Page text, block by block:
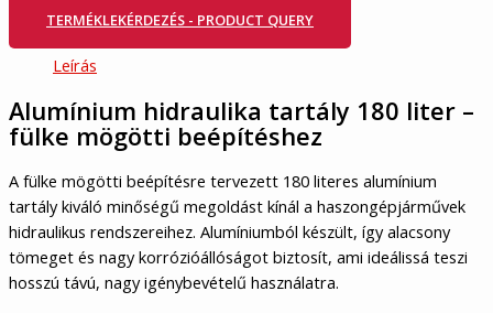
TERMÉKLEKÉRDEZÉS - PRODUCT QUERY
Leírás
Alumínium hidraulika tartály 180 liter –
fülke mögötti beépítéshez
A fülke mögötti beépítésre tervezett 180 literes alumínium
tartály kiváló minőségű megoldást kínál a haszongépjárművek
hidraulikus rendszereihez. Alumíniumból készült, így alacsony
tömeget és nagy korrózióállóságot biztosít, ami ideálissá teszi
hosszú távú, nagy igénybevételű használatra.